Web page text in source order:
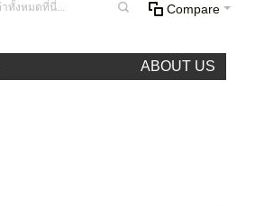
Compare
ABOUT US